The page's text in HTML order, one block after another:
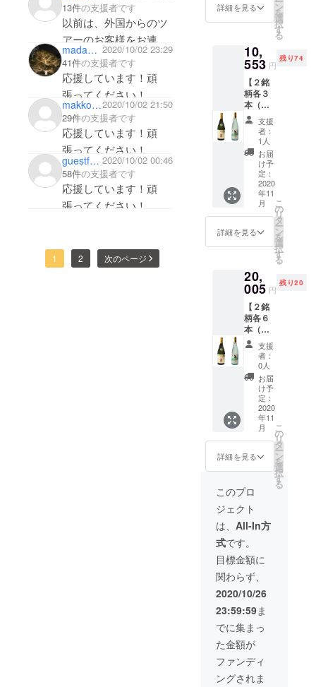
13件の支援者です
以前は、外国からのツ
アーのお客様をお連れ
して、そちらに寄せて
いただいてました。大
変でしょうが、頑張っ
てください。飲んで応
援です！
madame0914 2020/10/02 23:29
41件の支援者です
応援しています！頑
張ってください！
makko2062020/10/02 21:50
29件の支援者です
応援しています！頑
張ってください！
guestf00cf6c63964 2020/10/02 00:46
58件の支援者です
応援しています！頑
張ってください！
1 2 次のページ
律で禁
送日時
の指定
は致し
かねま
す。ご
了承く
ださ
い。
②：山
車 純米
上澄
サイ
ズ：4合
瓶
720ml ※
送料込
み ※ リ
ターン
発送は
2020年
11月を
予定し
ており
ます ※
20歳未
満の飲
酒は法
律で禁
送日時
の指定
は致し
かねま
す。ご
了承く
ださ
い。
詳細を見る ン
を
選
択
す
る
10,
553 円
残り74
【２銘
柄各３
本（計
６
本）】
銘柄
①：山
車 純米
吟醸 花
酵母造
（左）
銘柄
②：山
車 純米
上澄
サイ
ズ：4合
瓶
720ml ※
送料込
み ※ リ
ターン
発送は
2020年
11月を
予定し
ており
ます ※
20歳未
満の飲
酒は法
律で禁
す ※ 配
送日時
の指定
は致し
かねま
す。ご
了承く
ださ
い。
支援
者：
1人
お届
け予
定：
2020
年11
月
詳細を見る
こ
の
リ
タ
ー
ン
を
選
択
す
る
20,
005 円
残り20
【２銘
柄各６
本（計
１２
本）】
銘柄
①：山
車 純米
吟醸 花
酵母造
（左）
銘柄
②：山
車 純米
上澄
（右）
サイ
ズ：4合
瓶
720ml ※
送料込
み ※ リ
ターン
発送は
2020年
11月を
予定し
ており
ます ※
20歳未
満の飲
酒は法
律で禁
支援
者：
0人
お届
け予
定：
2020
年11
月
詳細を見る
こ
の
リ
タ
ー
ン
を
選
択
す
る
このプロ
ジェクト
は、 All-In方
式です。
目標金額に
関わらず、
2020/10/26
23:59:59ま
でに集まっ
た金額が
ファンディ
ングされま